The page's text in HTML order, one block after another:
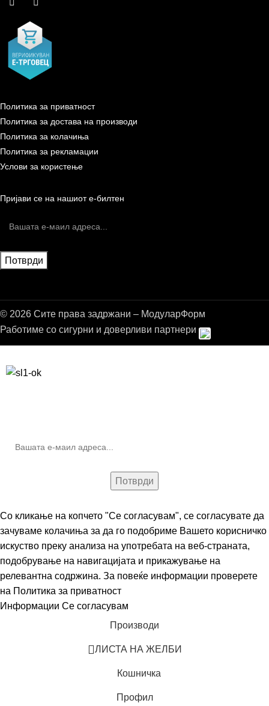
Политика за приватност
Политика за достава на производи
Политика за колачиња
Политика за рекламации
Услови за користење
Пријави се на нашиот е-билтен
© 2026 Сите права задржани – МодуларФорм
Работиме со сигурни и доверливи партнери
Со кликање на копчето "Се согласувам", се согласувате да
зачуваме колачиња за да го подобриме Вашето корисничко
искуство преку анализа на употребата на веб-страната,
подобрување на навигацијата и прикажување на
релевантна содржина. За повеќе информации проверете
на Политика за приватност
Информации Се согласувам
Производи
ЛИСТА НА ЖЕЛБИ
Кошничка
Профил